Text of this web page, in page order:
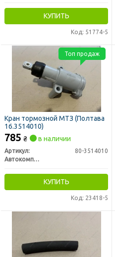
КУПИТЬ
Код: 51774-5
Кран тормозной МТЗ (Полтава
16.3514010)
785 ₴ в наличии
Артикул:
80-3514010
Автокомпонент Плюс
КУПИТЬ
Код: 23418-5
Топ продаж